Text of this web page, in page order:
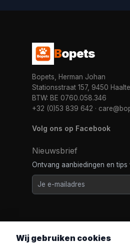
Bopets
Bopets, Herman Johan
Stationsstraat 157, 9450
BTW: BE 0760.058.346
+32 (0)53 839 642 ·
Volg ons op Facebook
Nieuwsbrief
Ontvang aanbiedingen en tips
Wij gebruiken cookies